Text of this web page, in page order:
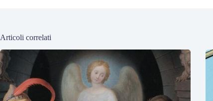
Articoli correlati